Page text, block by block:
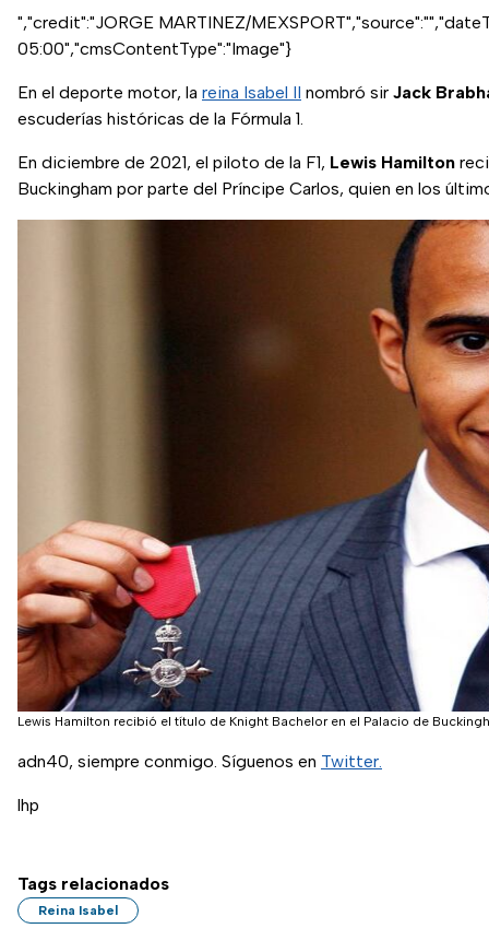
","credit":"JORGE MARTINEZ/
05:00","cmsContentType":"Image"}
En el deporte motor, la reina Isabel II nombró sir Jack
escuderías históricas de la Fórmula 1.
En diciembre de 2021, el piloto de la F1, Lewis Hamilton
Buckingham por parte del Príncipe Carlos, quien en los
Lewis Hamilton recibió el título de Knight Bachelor en el Palacio de
adn40, siempre conmigo. Síguenos en Twitter.
lhp
Tags relacionados
Reina Isabel